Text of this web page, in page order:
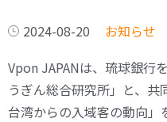
2024-08-20
お知らせ
Vpon JAPANは、琉球銀行
うぎん総合研究所」と、
台湾からの入域客の動向」